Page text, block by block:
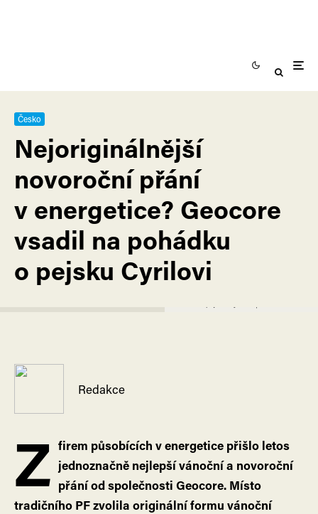
Česko
Nejoriginálnější
novoroční přání
v energetice? Geocore
vsadil na pohádku
o pejsku Cyrilovi
Redakce
Z firem působících v energetice přišlo letos
jednoznačně nejlepší vánoční a novoroční
přání od společnosti Geocore. Místo
tradičního PF zvolila originální formu vánoční